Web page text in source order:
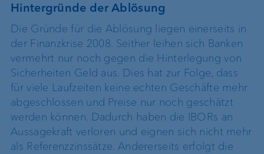
Hintergründe der Ablösung
Die Gründe für die Ablösung liegen einerseits in
der Finanzkrise 2008. Seither leihen sich Banken
vermehrt nur noch gegen die Hinterlegung von
Sicherheiten Geld aus. Dies hat zur Folge, dass
für viele Laufzeiten keine echten Geschäfte mehr
abgeschlossen und Preise nur noch geschätzt
werden können. Dadurch haben die IBORs an
Aussagekraft verloren und eignen sich nicht mehr
als Referenzzinssätze. Andererseits erfolgt die